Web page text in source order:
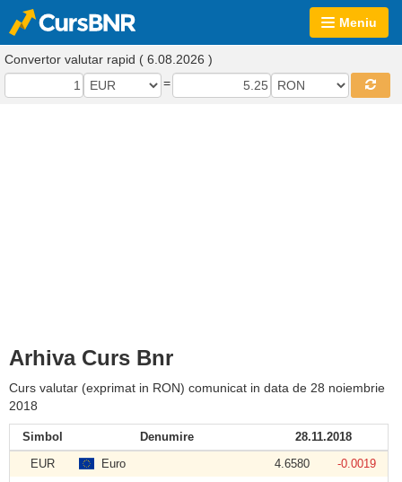
Meniu
Convertor valutar rapid ( 6.08.2026 )
=
Arhiva Curs Bnr
Curs valutar (exprimat in RON) comunicat in data de 28 noiembrie
2018
Simbol Denumire
28.11.2018
EUR
Euro 4.6580
-0.0019